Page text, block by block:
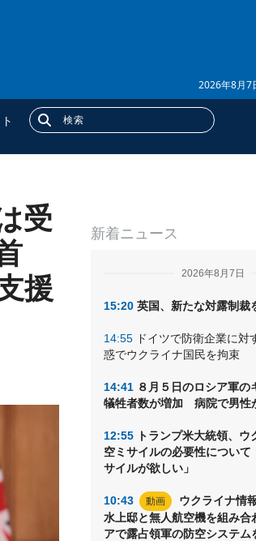
2026年8月7
購読
新着ニュース
2026年8月7日
15:20 英国、新たな対露制裁
14:55 ドイツで防衛企業に対
惑でウクライナ国民を拘束
14:41 ８月５日のロシア軍の
犠牲者数が増加 病院で男性
12:55 トランプ米大統領、ウ
空ミサイルの必要性について
サイルが欲しい」
10:43 動画
ウクライナ情
水上邸と無人航空機を組み合
アで露占領軍の防空システム
受
援